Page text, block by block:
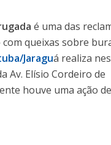
é uma das
queixas sobre
Jaraguá realiza
Av. Elísio Cordeiro de
houve uma ação de